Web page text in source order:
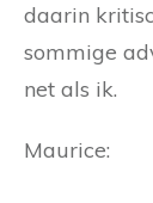
daarin
sommige
net als ik.
Maurice: